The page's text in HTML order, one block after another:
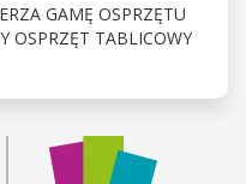
GAMĘ OSPRZĘTU
OSPRZĘT TABLICOWY